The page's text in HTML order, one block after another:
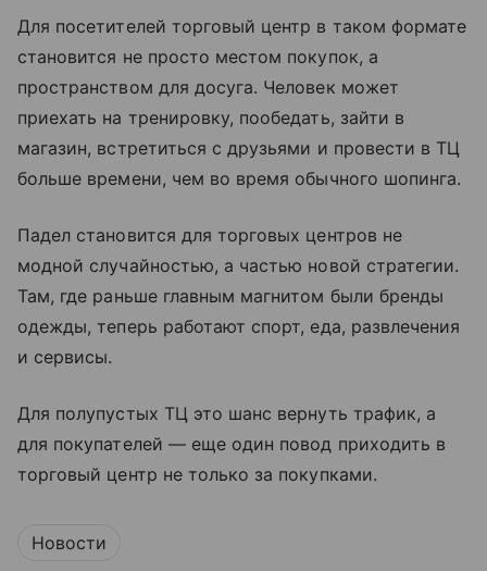
Для посетителей торговый центр в таком формате
становится не просто местом покупок, а
пространством для досуга. Человек может
приехать на тренировку, пообедать, зайти в
магазин, встретиться с друзьями и провести в ТЦ
больше времени, чем во время обычного шопинга.
Падел становится для торговых центров не
модной случайностью, а частью новой стратегии.
Там, где раньше главным магнитом были бренды
одежды, теперь работают спорт, еда, развлечения
и сервисы.
Для полупустых ТЦ это шанс вернуть трафик, а
для покупателей — еще один повод приходить в
торговый центр не только за покупками.
Новости